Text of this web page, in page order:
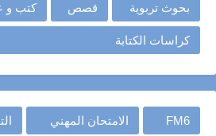
بحوث تربوية قصص كتب و
كراسات الكتابة
FM6 الامتحان المهني